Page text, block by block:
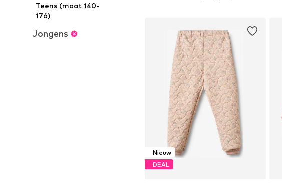
Teens (maat 140-
176)
Jongens
Nieuw
DEAL